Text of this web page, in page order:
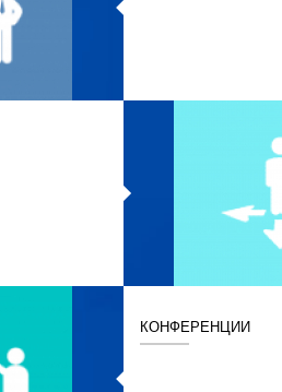
КОНФЕРЕНЦИИ